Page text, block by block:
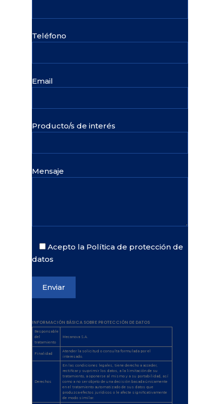
Teléfono
Email
Producto/s de interés
Mensaje
Acepto la Política de protección de
datos
INFORMACIÓN BÁSICA SOBRE PROTECCIÓN DE DATOS
Responsable
del
tratamiento
Mecanova S.A.
Finalidad
Atender la solicitud o consulta formulada por el
interesado.
Derechos
En las condiciones legales, tiene derecho a acceder,
rectificar y suprimir los datos, a la limitación de su
tratamiento, a oponerse al mismo y a su portabilidad, así
como a no ser objeto de una decisión basada únicamente
en el tratamiento automatizado de sus datos que
produzca efectos jurídicos o le afecte significativamente
de modo similar.